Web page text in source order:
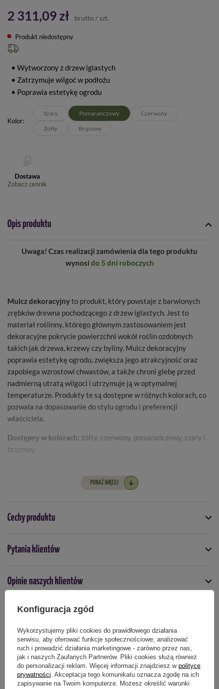
2 311,09 zł brutto / szt.
Produkt niedostępny
• Wytworzony z drzew iglastych
• Zatrzymuje wilgoć w podłożu
• Poprawia estetykę ogrodu
Kolor
Szary Pomarańczowy Czerwony
Żółty Brązowy
Dostawa
Zobacz cennik
Opis produktu
Uwaga! Czas realizacji zamówienia dla tego produktu
wynosi do 5 dni roboczych
Mulcz dekoracyjnyto produkt, który powstaje z barwionych
zrębków drewna pochodzącego z drzew iglastych. Jest to
materiał roślinny, którego głównym zastosowaniem jest
dekoracyjne pokrycie powierzchni wokół roślin ozdobnych
takich jak drzewa, krzewy czy byliny. Mulcz dekoracyjny
poprawia estetykę ogrodu, zwiększa jego atrakcyjność oraz
zapobiega wzrostowi chwastów, a także chroni glebę przed
nadmierną utratą wilgoci i utrzymuje ją w optymalnej
temperaturze. Produkty te są dostępne w różnych kolorach, co
pozwala na dopasowanie do stylu ogrodu i preferencji
właściciela.
Dostępny w kolorach: żółty, czerwony, pomarańczowy, szary i
brązowy.
Jakie korzyści przynosi ściółkowanie
podłoża zrębkami drzewnymi?
zatrzymuje wilgoć w glebie, co jest szczególnie korzystne
działa jak izolator, ograniczając ekstremalne wahania
temperatury gleby, co może pomóc roślinom przetrwać
skrajne warunki pogodowe.
Zapobieganie erozji gleby:
zapobiega erozji gleby, ponieważ utrzymuje ziemię na
swoim miejscu i chroni ją przed wypłukaniem.
Ulepszanie struktury gleby:Zrębki drzewne powoli
rozkładają się w glebie, dostarczając cennych składników
mineralnych, ulepszając strukturę gleby.
Ograniczenie wzrostu chwastów:Warstwa zrębków
POKAŻ WIĘCEJ
Cechy produktu
Symbol
5907735200703
Podmiot odpowiedzialny za ten produkt na terenie UE
Pytania klientów
Opinie naszych klientów
Produkty powiązane
DOSTAWA 0 ZŁ DOSTAWA 0 ZŁ
Konfiguracja zgód
Wykorzystujemy pliki cookies do prawidłowego działania
serwisu, aby oferować funkcje społecznościowe, analizować
ruch i prowadzić działania marketingowe - zarówno przez nas,
jak i naszych Zaufanych Partnerów. Pliki cookies służą również
do personalizacji reklam. Więcej informacji znajdziesz w polityce
prywatności . Akceptacja tego komunikatu oznacza zgodę na ich
zapisywanie na Twoim komputerze. Możesz określić warunki